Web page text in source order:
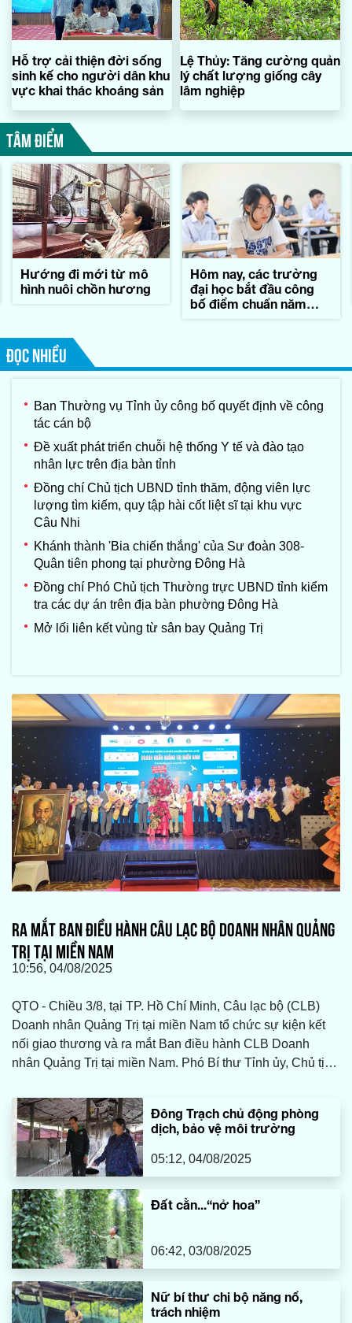
Hỗ trợ cải thiện đời sống
sinh kế cho người dân khu
vực khai thác khoáng sản
Lệ Thủy: Tăng cường quản
lý chất lượng giống cây
lâm nghiệp
TÂM ĐIỂM
Hướng đi mới từ mô
hình nuôi chồn hương
Hôm nay, các trường
đại học bắt đầu công
bố điểm chuẩn năm
ĐỌC NHIỀU
Ban Thường vụ Tỉnh ủy công bố quyết định về công
tác cán bộ
Đề xuất phát triển chuỗi hệ thống Y tế và đào tạo
nhân lực trên địa bàn tỉnh
Đồng chí Chủ tịch UBND tỉnh thăm, động viên lực
lượng tìm kiếm, quy tập hài cốt liệt sĩ tại khu vực
Câu Nhi
Khánh thành 'Bia chiến thắng' của Sư đoàn 308-
Quân tiên phong tại phường Đông Hà
Đồng chí Phó Chủ tịch Thường trực UBND tỉnh kiểm
tra các dự án trên địa bàn phường Đông Hà
Mở lối liên kết vùng từ sân bay Quảng Trị
RA MẮT BAN ĐIỀU HÀNH CÂU LẠC BỘ DOANH NHÂN QUẢNG
TRỊ TẠI MIỀN NAM
10:56, 04/08/2025
QTO - Chiều 3/8, tại TP. Hồ Chí Minh, Câu lạc bộ (CLB)
Doanh nhân Quảng Trị tại miền Nam tổ chức sự kiện kết
nối giao thương và ra mắt Ban điều hành CLB Doanh
nhân Quảng Trị tại miền Nam. Phó Bí thư Tỉnh ủy, Chủ tịch
Lê Đức Tiến; đại diện lãnh đạo các sở, ban, ngành cùng
đông đảo doanh nghiệp, doanh nhân Quảng Trị tại TP. Hồ
Chí Minh và các tỉnh miền Nam tham dự.
Đông Trạch chủ động phòng
dịch, bảo vệ môi trường
05:12, 04/08/2025
Đất cằn...“nở hoa”
06:42, 03/08/2025
Nữ bí thư chi bộ năng nổ,
trách nhiệm